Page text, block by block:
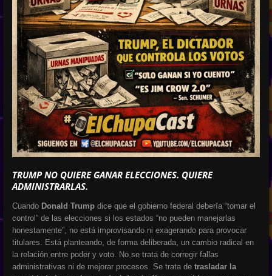
TRUMP NO QUIERE GANAR ELECCIONES. QUIERE
ADMINISTRARLAS.
Cuando Donald Trump dice que el gobierno federal debería “tomar el
control” de las elecciones si los estados “no pueden manejarlas
honestamente”, no está improvisando ni exagerando para provocar
titulares. Está planteando, de forma deliberada, un cambio radical en
la relación entre poder y voto. No se trata de corregir fallas
administrativas ni de mejorar procesos. Se trata de trasladar la